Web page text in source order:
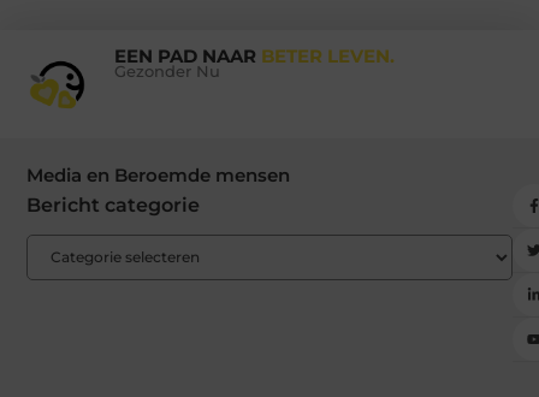
EEN PAD NAAR BETER LEVEN.
Gezonder Nu
Media en Beroemde mensen
Bericht categorie